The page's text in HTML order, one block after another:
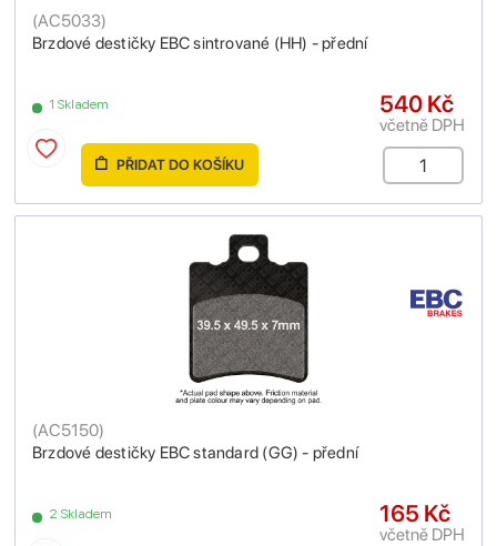
Brzdové destičky EBC sintrované (HH) - přední
(AC5033)
1 Skladem 540 Kč
včetně DPH
PŘIDAT DO KOŠÍKU
Brzdové destičky EBC standard (GG) - přední
(AC5150)
2 Skladem 165 Kč
včetně DPH